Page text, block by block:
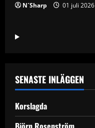
N´Sharp 01 juli 2026
SENASTE INLÄGGEN
Korslagda